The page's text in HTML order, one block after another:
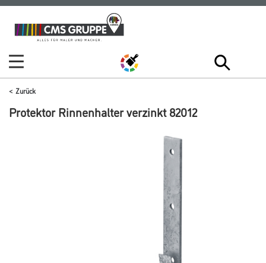
Zum
Inhalt
Zum
Navigationsmenü
Zurück
Protektor Rinnenhalter verzinkt 82012